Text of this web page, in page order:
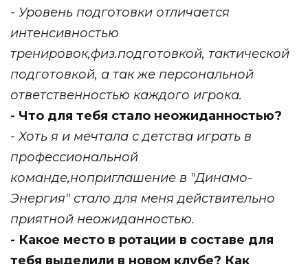
- Уровень подготовки отличается
интенсивностью
тренировок,физ.подготовкой, тактической
подготовкой, а так же персональной
ответственностью каждого игрока.
- Что для тебя стало неожиданностью?
- Хоть я и мечтала с детства играть в
профессиональной
команде,ноприглашение в "Динамо-
Энергия" стало для меня действительно
приятной неожиданностью.
- Какое место в ротации в составе для
тебя выделили в новом клубе? Как